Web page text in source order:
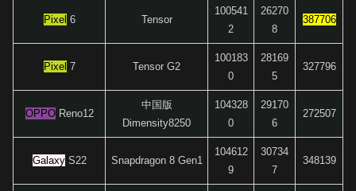
Pixel 6 Tensor
100541
2
26270
8
387706
Pixel 7 Tensor G2
100183
0
28169
5
327796
OPPOReno12
中国版
Dimensity8250
104328
0
29170
6
272507
GalaxyS22 Snapdragon 8 Gen1
104612
9
30734
7
348139